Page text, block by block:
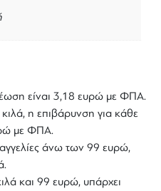
είναι 3,18 ευρώ με ΦΠΑ.
η επιβάρυνση για κάθε
με ΦΠΑ.
άνω των 99 ευρώ,
και 99 ευρώ, υπάρχει